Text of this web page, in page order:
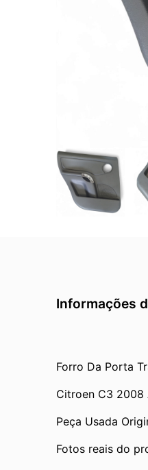
Informações
Forro Da Porta
Citroen C3 2008
Peça Usada
Fotos reais do